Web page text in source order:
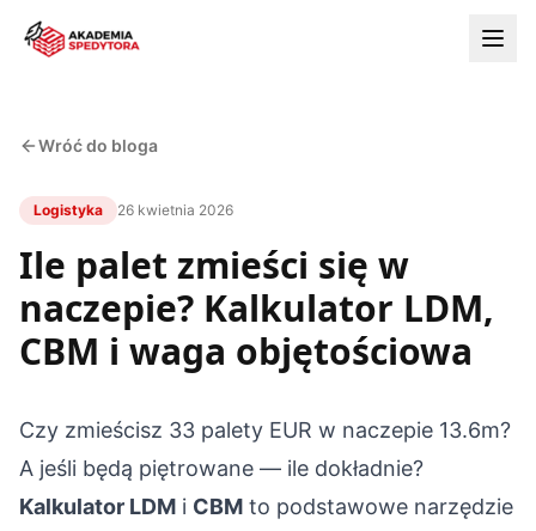
Wróć do bloga
Logistyka 26 kwietnia 2026
Ile palet zmieści się w
naczepie? Kalkulator LDM,
CBM i waga objętościowa
Czy zmieścisz 33 palety EUR w naczepie 13.6m?
A jeśli będą piętrowane — ile dokładnie?
Kalkulator LDM i CBM to podstawowe narzędzie